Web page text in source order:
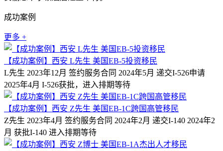
成功案例
更多 +
【成功案例】西安 L先生 美国EB-5投资移民
L先生 2023年12月 签约服务合同 2024年5月 递交I-526申请
2025年4月 I-526获批，进入排期等待
【成功案例】西安 Z先生 美国EB-1C跨国高管移民
Z先生 2023年4月 签约服务合同 2024年2月 递交I-140 2024年2
月 获批I-140 进入排期等待